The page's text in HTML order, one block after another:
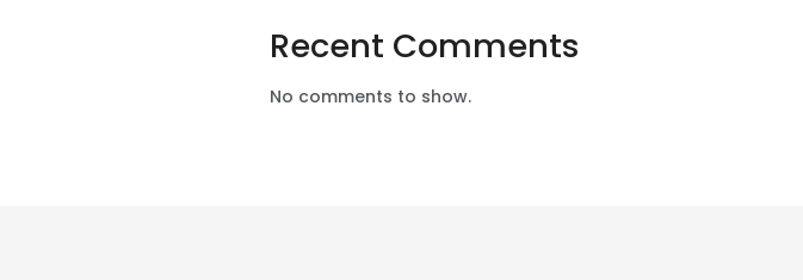
Recent Comments
No comments to show.